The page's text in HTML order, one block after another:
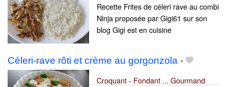
Recette Frites de céleri rave au combi
Ninja proposée par Gigi61 sur son
blog Gigi est en cuisine
Céleri-rave rôti et crème au gorgonzola -
Croquant - Fondant ... Gourmand